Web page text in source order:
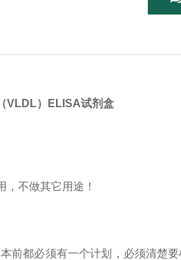
VLDL）ELISA试剂盒
不做其它用途！
前都必须有一个计划，必须清楚